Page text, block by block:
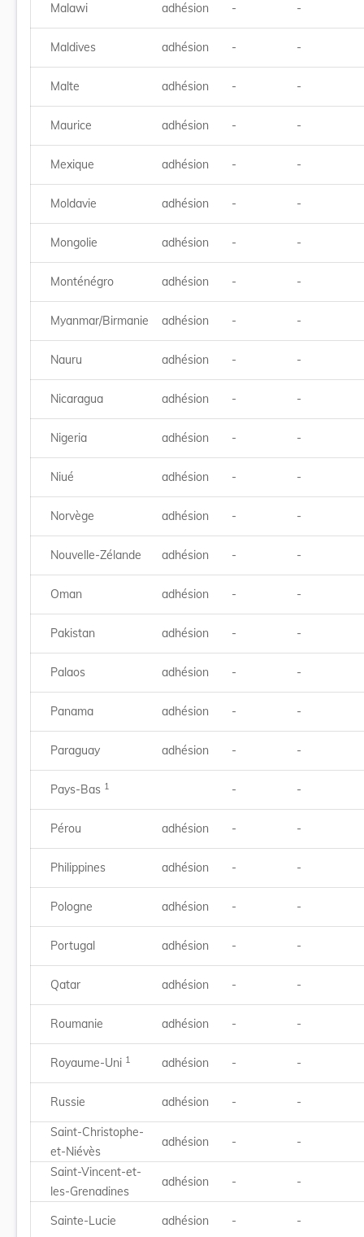
Malawi adhésion - -
Maldives adhésion - -
Malte adhésion - -
Maurice adhésion - -
Mexique adhésion - -
Moldavie adhésion - -
Mongolie adhésion - -
Monténégro adhésion - -
Myanmar/Birmanie adhésion - -
Nauru adhésion - -
Nicaragua adhésion - -
Nigeria adhésion - -
Niué adhésion - -
Norvège adhésion - -
Nouvelle-Zélande adhésion - -
Oman adhésion - -
Pakistan adhésion - -
Palaos adhésion - -
Panama adhésion - -
Paraguay adhésion - -
Pays-Bas 1 - -
Pérou adhésion - -
Philippines adhésion - -
Pologne adhésion - -
Portugal adhésion - -
Qatar adhésion - -
Roumanie adhésion - -
Royaume-Uni 1 adhésion - -
Russie adhésion - -
Saint-Christophe-
et-Niévès
adhésion - -
Saint-Vincent-et-
les-Grenadines
adhésion - -
Sainte-Lucie adhésion - -